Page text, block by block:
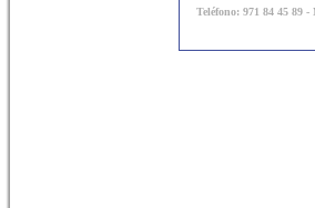
Teléfono: 971 84 45 89